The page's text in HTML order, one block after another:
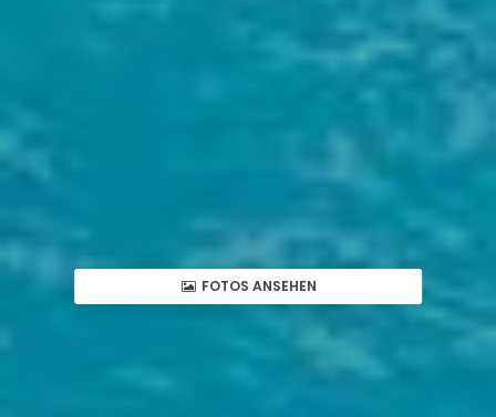
FOTOS ANSEHEN